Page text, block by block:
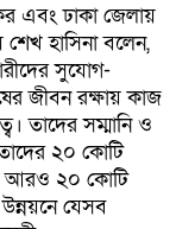
এবং ঢাকা জেলায়
হাসিনা বলেন,
সুযোগ-
জীবন রক্ষায় কাজ
তাদের সম্মানি ও
২০ কোটি
আরও ২০ কোটি
যেসব